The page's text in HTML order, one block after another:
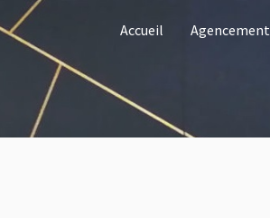
Accueil Agencement